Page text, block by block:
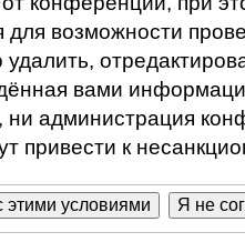
для возможности
вами
администрация
привести к